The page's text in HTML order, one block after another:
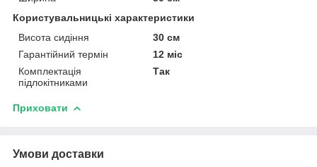
Користувальницькі характеристики
Висота сидіння
30 см
Гарантійний термін
12 міс
Комплектація
підлокітниками
Так
Приховати
Умови доставки